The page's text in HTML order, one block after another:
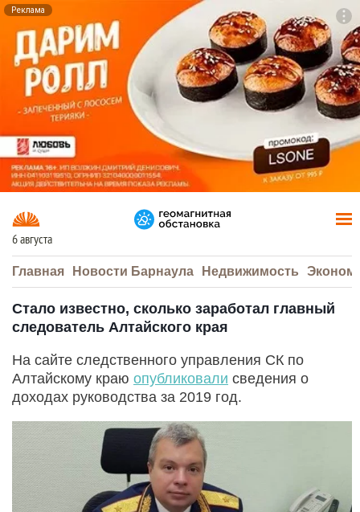
Реклама
6 августа
Главная Новости Барнаула Недвижимость
Стало известно, сколько заработал главный
следователь Алтайского края
На сайте следственного управления СК по
Алтайскому краю опубликовали сведения о
доходах руководства за 2019 год.